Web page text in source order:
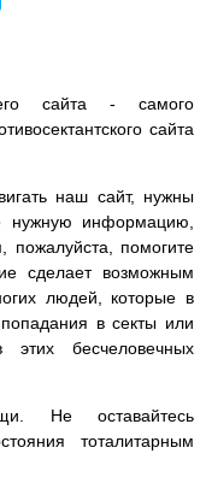
сайта - самого
сайта
наш сайт, нужны
нужную информацию,
пожалуйста, помогите
сделает возможным
людей, которые в
в секты или
бесчеловечных
Не оставайтесь
тоталитарным